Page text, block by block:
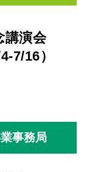
講演会
7/16）
事務局